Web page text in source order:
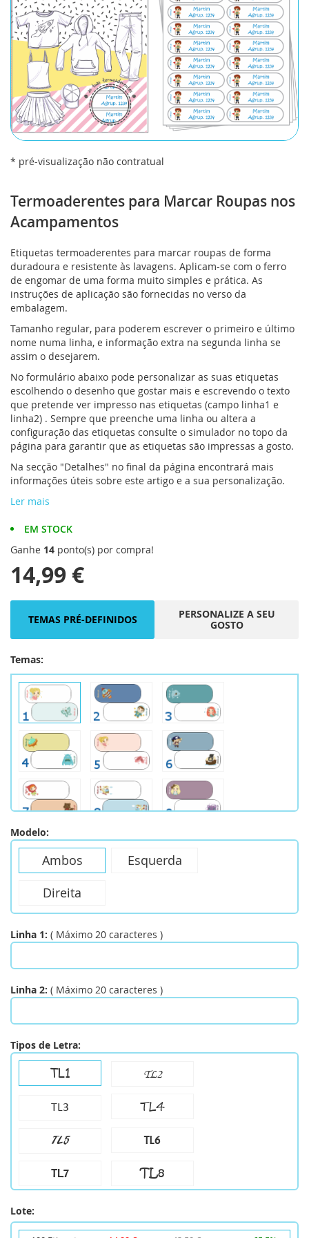
* pré-visualização não contratual
para
o
início
Galeria
de
imagens
Termoaderentes para Marcar Roupas nos
Acampamentos
Etiquetas termoaderentes para marcar roupas de forma
duradoura e resistente às lavagens. Aplicam-se com o ferro
de engomar de uma forma muito simples e prática. As
instruções de aplicação são fornecidas no verso da
embalagem.
Tamanho regular, para poderem escrever o primeiro e último
nome numa linha, e informação extra na segunda linha se
assim o desejarem.
No formulário abaixo pode personalizar as suas etiquetas
escolhendo o desenho que gostar mais e escrevendo o texto
que pretende ver impresso nas etiquetas (campo linha1 e
linha2) . Sempre que preenche uma linha ou altera a
configuração das etiquetas consulte o simulador no topo da
página para garantir que as etiquetas são impressas a gosto.
Na secção "Detalhes" no final da página encontrará mais
informações úteis sobre este artigo e a sua personalização.
Ler mais
EM STOCK
Ganhe 14 ponto(s) por compra!
14,99 €
TEMAS PRÉ-DEFINIDOS
PERSONALIZE A SEU
GOSTO
Temas:
Modelo:
Ambos
Esquerda
Direita
Linha 1: ( Máximo 20 caracteres )
Linha 2: ( Máximo 20 caracteres )
Tipos de Letra:
TL1 TL2
TL3 TL4
TL5 TL6
TL7 TL8
Lote: